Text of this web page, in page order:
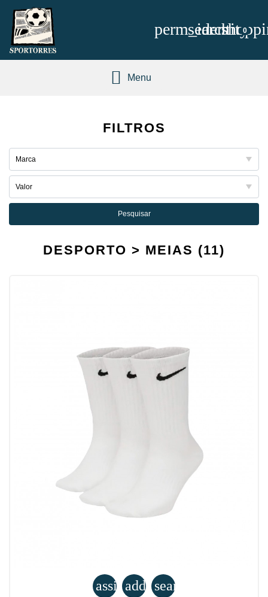
perm_identity
search 0
Menu
FILTROS
Pesquisar
DESPORTO > MEIAS (11)
assignment
add_shopping_cart
search